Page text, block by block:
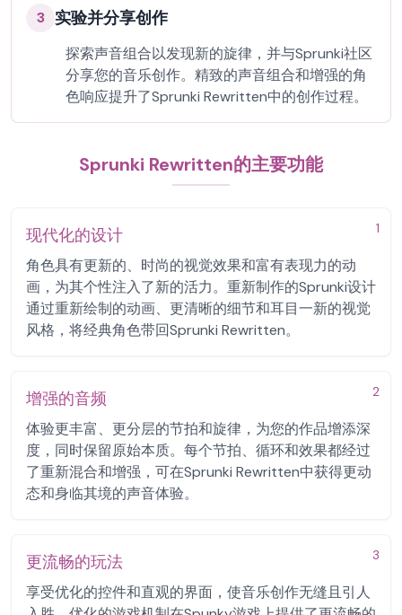
3 实验并分享创作
探索声音组合以发现新的旋律，并与Sprunki社区
分享您的音乐创作。精致的声音组合和增强的角
色响应提升了Sprunki Rewritten中的创作过程。
Sprunki Rewritten的主要功能
1
现代化的设计
角色具有更新的、时尚的视觉效果和富有表现力的动
画，为其个性注入了新的活力。重新制作的Sprunki设计
通过重新绘制的动画、更清晰的细节和耳目一新的视觉
风格，将经典角色带回Sprunki Rewritten。
2
增强的音频
体验更丰富、更分层的节拍和旋律，为您的作品增添深
度，同时保留原始本质。每个节拍、循环和效果都经过
了重新混合和增强，可在Sprunki Rewritten中获得更动
态和身临其境的声音体验。
3
更流畅的玩法
享受优化的控件和直观的界面，使音乐创作无缝且引人